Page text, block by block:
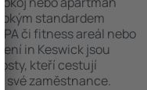
standardem
či fitness areál nebo
in Keswick jsou
kteří cestují
své zaměstnance.